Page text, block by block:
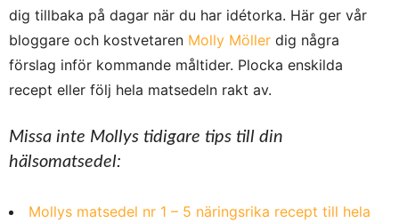
dig tillbaka på dagar när du har idétorka. Här ger vår
bloggare och kostvetaren Molly Möller dig några
förslag inför kommande måltider. Plocka enskilda
recept eller följ hela matsedeln rakt av.
Missa inte Mollys tidigare tips till din
hälsomatsedel:
Mollys matsedel nr 1 – 5 näringsrika recept till hela